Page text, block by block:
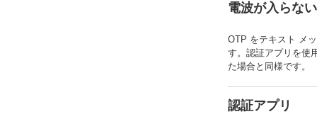
電波が入らな
OTP をテキスト メ
す。認証アプリを使
た場合と同様です。
認証アプリ